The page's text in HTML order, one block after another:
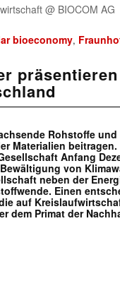
@ BIOCOM AG
bioeconomy,
Rohstoffe
Materialien
Anfang
von
neben der
Einen
auf
dem Primat der